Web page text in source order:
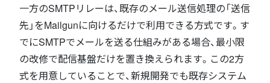
一方のSMTPリレーは、既存のメール送信処理の「送信
先」をMailgunに向けるだけで利用できる方式です。す
でにSMTPでメールを送る仕組みがある場合、最小限
の改修で配信基盤だけを置き換えられます。この2方
式を用意していることで、新規開発でも既存システム